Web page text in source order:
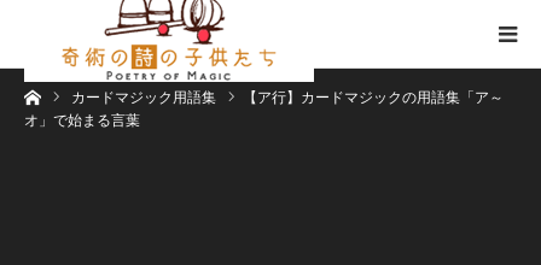
ホームカードマジック用語集
【ア行】カードマジックの用語集「ア～
オ」で始まる言葉